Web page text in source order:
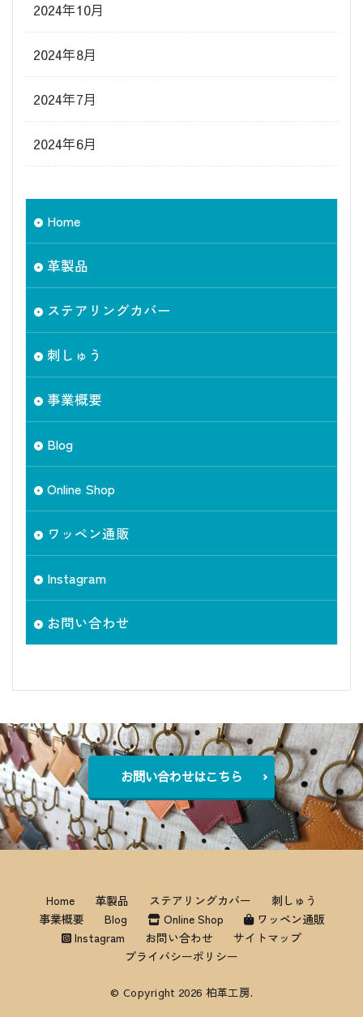
2024年10月
2024年8月
2024年7月
2024年6月
Home
革製品
ステアリングカバー
刺しゅう
事業概要
Blog
Online Shop
ワッペン通販
Instagram
お問い合わせ
お問い合わせはこちら
Home 革製品 ステアリングカバー
刺しゅう
事業概要
Blog Online Shop
ワッペン通販
Instagram
お問い合わせ
サイトマップ
プライバシーポリシー
© Copyright 2026 柏革工房.